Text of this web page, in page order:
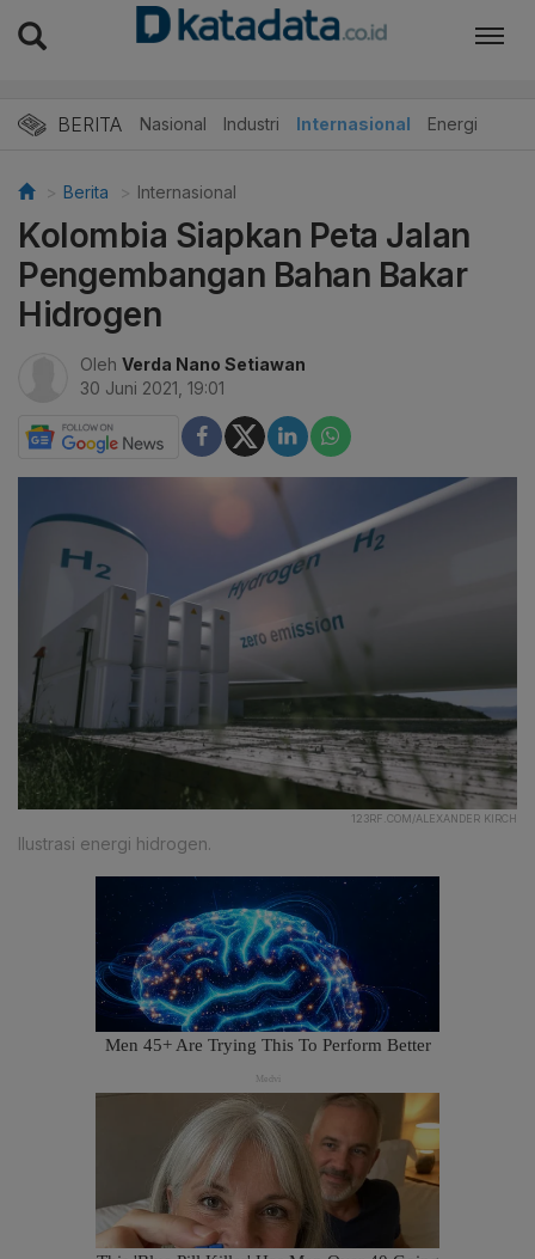
BERITA Nasional Industri Internasional Energi
Berita Internasional
Kolombia Siapkan Peta Jalan
Pengembangan Bahan Bakar
Hidrogen
Oleh Verda Nano Setiawan
30 Juni 2021, 19:01
123RF.COM/ALEXANDER KIRCH
Ilustrasi energi hidrogen.